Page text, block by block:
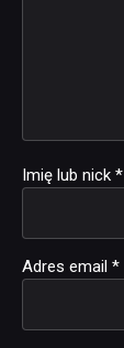
Imię lub nick *
Adres email *